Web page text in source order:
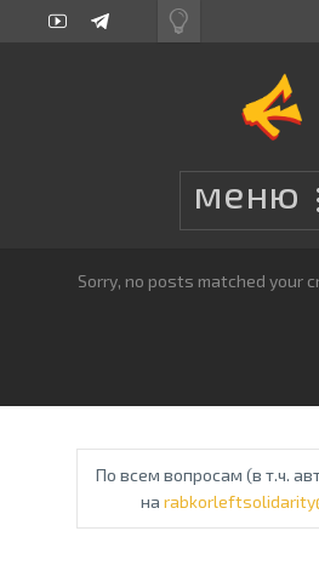
Sorry, no posts matched your
По всем вопросам (в т.ч.
на